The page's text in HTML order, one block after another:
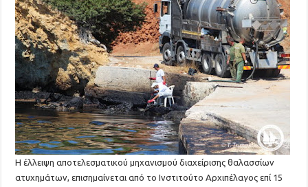
Η έλλειψη αποτελεσματικού μηχανισμού διαχείρισης θαλασσίων
ατυχημάτων, επισημαίνεται από το Ινστιτούτο Αρχιπέλαγος επί 15